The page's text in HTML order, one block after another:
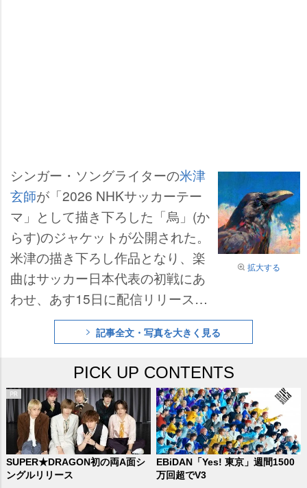
拡大する
シンガー・ソングライターの米津
玄師が「2026 NHKサッカーテー
マ」として描き下ろした「烏」(か
らす)のジャケットが公開された。
米津の描き下ろし作品となり、楽
曲はサッカー日本代表の初戦にあ
わせ、あす15日に配信リリースを
迎える。
記事全文・写真を大きく見る
PICK UP CONTENTS
SUPER★DRAGON初の両A面シ
ングルリリース
EBiDAN「Yes! 東京」週間1500
万回超でV3